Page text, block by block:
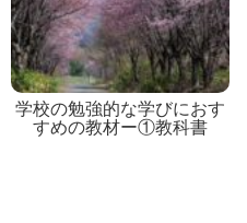
学校の勉強的な学びにおす
すめの教材ー①教科書